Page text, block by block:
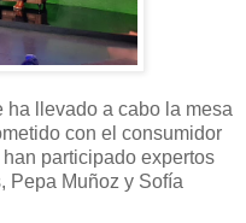
ha llevado a cabo la mesa
con el consumidor
participado expertos
Pepa Muñoz y Sofía